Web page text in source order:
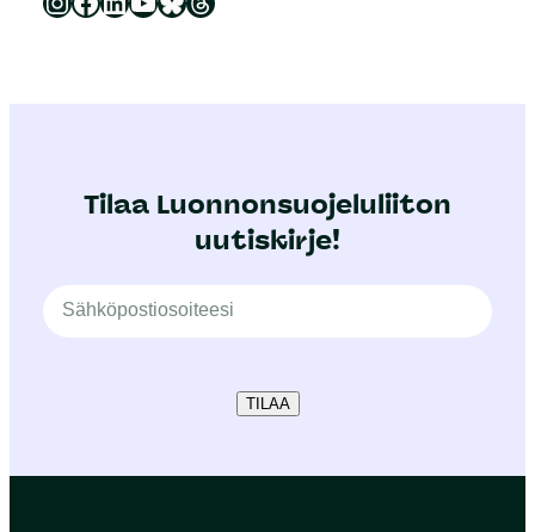
Tilaa Luonnonsuojeluliiton
uutiskirje!
TILAA